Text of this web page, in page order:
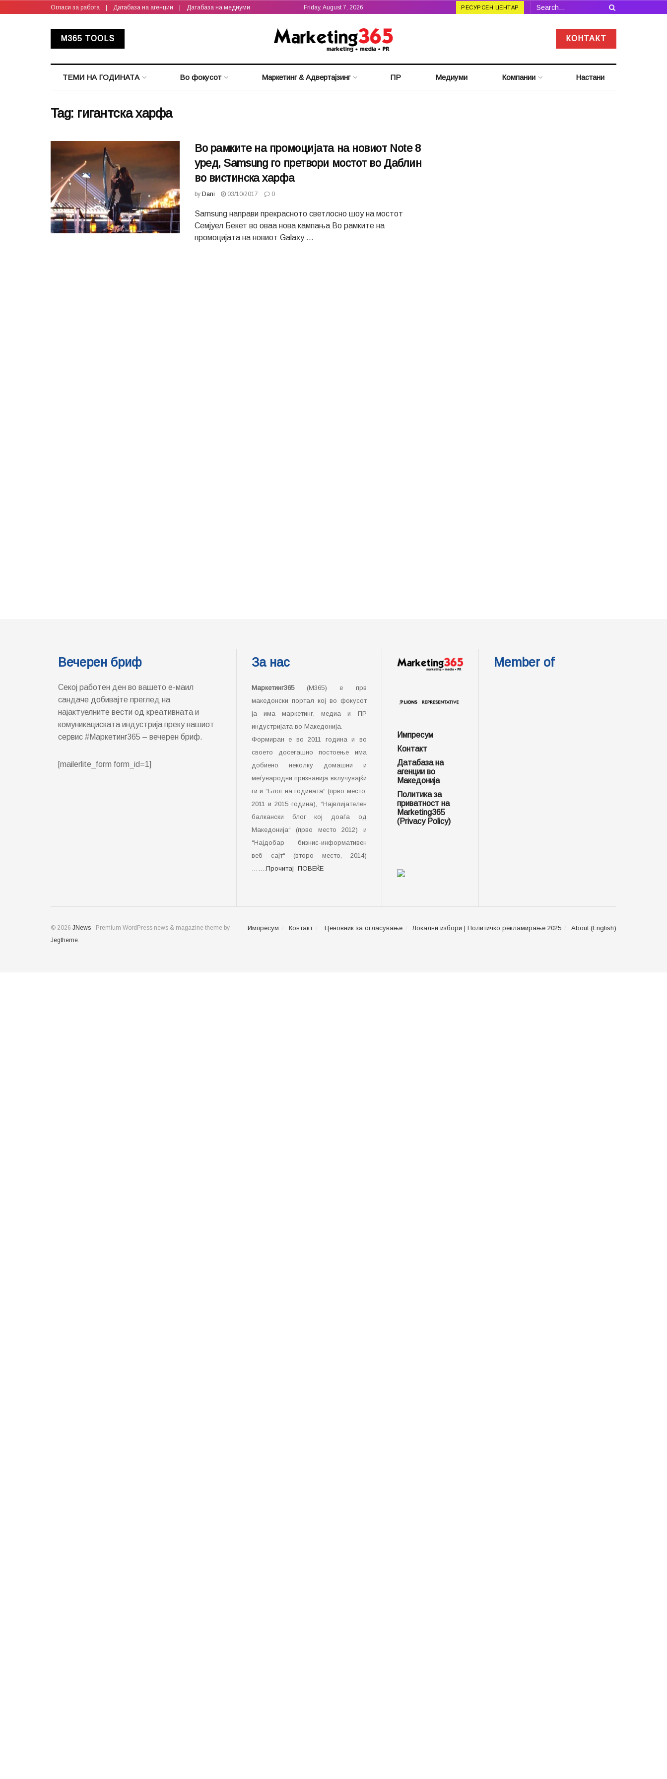
Огласи за работа Датабаза на агенции Датабаза на медиуми Friday, August 7, 2026 РЕСУРСЕН ЦЕНТАР
M365 TOOLS КОНТАКТ
ТЕМИ НА ГОДИНАТА Во фокусот Маркетинг & Адвертајзинг ПР Медиуми Компании Настани
Tag: гигантска харфа
Во рамките на промоцијата на новиот Note 8
уред, Samsung го претвори мостот во Даблин
во вистинска харфа
by Dani 03/10/2017 0
Samsung направи прекрасното светлосно шоу на мостот
Семјуел Бекет во оваа нова кампања Во рамките на
промоцијата на новиот Galaxy ...
Вечерен бриф
Секој работен ден во вашето е-маил
сандаче добивајте преглед на
најактуелните вести од креативната и
комуникациската индустрија преку нашиот
сервис #Маркетинг365 – вечерен бриф.
[mailerlite_form form_id=1]
За нас
Маркетинг365(М365) е прв
македонски портал кој во фокусот
ја има маркетинг, медиа и ПР
индустријата во Македонија.
Формиран е во 2011 година и во
своето досегашно постоење има
добиено неколку домашни и
меѓународни признанија вклучувајќи
ги и “Блог на годината“ (прво место,
2011 и 2015 година), “Највлијателен
балкански блог кој доаѓа од
Македонија“ (прво место 2012) и
“Најдобар бизнис-информативен
веб сајт“ (второ место, 2014)
…….Прочитај ПОВЕЌЕ
Импресум
Контакт
Датабаза на
агенции во
Македонија
Политика за
приватност на
Marketing365
(Privacy Policy)
Member of
Импресум Контакт Ценовник за огласување Локални избори | Политичко рекламирање 2025 About (English)
© 2026 JNews - Premium WordPress news & magazine theme by
Jegtheme.